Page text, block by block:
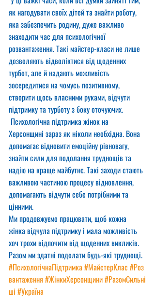
як нагодувати своїх дітей та знайти роботу,
яка забезпечить родину, дуже важливо
знаходити час для психологічної
розвантаження. Такі майстер-класи не лише
дозволяють відволіктися від щоденних
турбот, але й надають можливість
зосередитися на чомусь позитивному,
створити щось власними руками, відчути
підтримку та турботу з боку оточуючих.
Психологічна підтримка жінок на
Херсонщині зараз як ніколи необхідна. Вона
допомагає відновити емоційну рівновагу,
знайти сили для подолання труднощів та
надію на краще майбутнє. Такі заходи стають
важливою частиною процесу відновлення,
допомагають відчути себе потрібними та
цінними.
Ми продовжуємо працювати, щоб кожна
жінка відчула підтримку і мала можливість
хоч трохи відпочити від щоденних викликів.
Разом ми здатні подолати будь-які труднощі.
#ПсихологічнаПідтримка#МайстерКлас #Роз
вантаження #ЖінкиХерсонщини#РазомСильні
ші #Україна